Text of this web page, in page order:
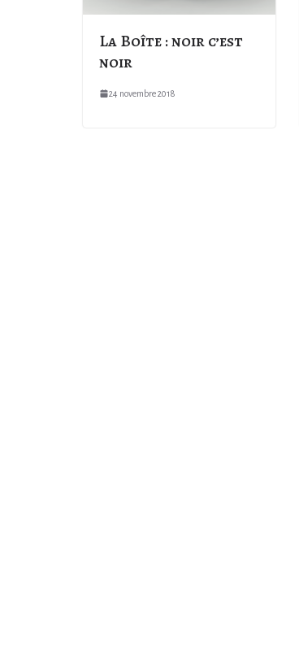
La Boîte : noir c’est
noir
24 novembre 2018